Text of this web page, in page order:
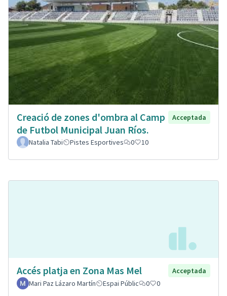
Creació de zones d'ombra al Camp
de Futbol Municipal Juan Ríos.
Acceptada
Natalia Tabi Pistes Esportives 0 10
Accés platja en Zona Mas Mel
Acceptada
Mari Paz Lázaro Martín
Espai Públic 0 0